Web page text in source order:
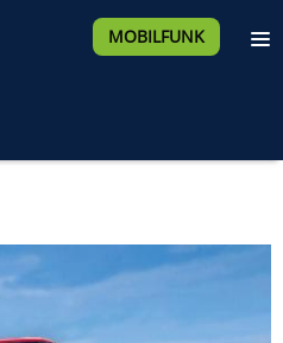
MOBILFUNK